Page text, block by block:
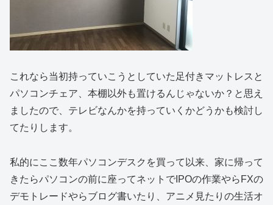
これなら当初持っていこうとしていた足付きマットレスと
パソコンチェア、本棚以外も置けるんじゃないか？と思え
ましたので、テレビなんかを持っていくかどうかも検討し
てたりします。
私的にここ数年パソコンデスクを買って以来、家に帰って
きたらパソコンの前に座ってネットでIPOの作業やらFXの
デモトレードやらブログ書いたり、アニメ見たりの生活オ